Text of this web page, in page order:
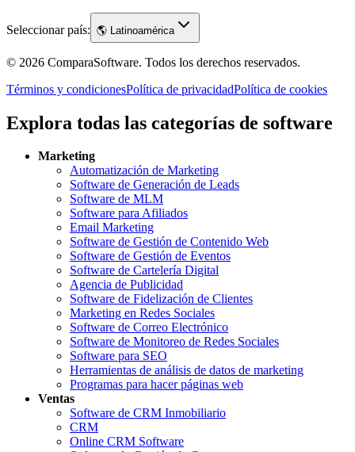
Seleccionar país: 🌎 Latinoamérica
© 2026 ComparaSoftware. Todos los derechos reservados.
Términos y condicionesPolítica de privacidadPolítica de cookies
Explora todas las categorías de software
Marketing
Automatización de Marketing
Software de Generación de Leads
Software de MLM
Software para Afiliados
Email Marketing
Software de Gestión de Contenido Web
Software de Gestión de Eventos
Software de Cartelería Digital
Agencia de Publicidad
Software de Fidelización de Clientes
Marketing en Redes Sociales
Software de Correo Electrónico
Software de Monitoreo de Redes Sociales
Software para SEO
Herramientas de análisis de datos de marketing
Programas para hacer páginas web
Ventas
Software de CRM Inmobiliario
CRM
Online CRM Software